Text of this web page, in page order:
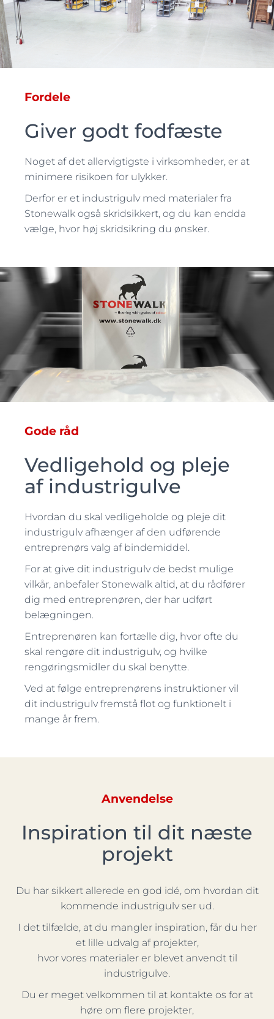
Fordele
Giver godt fodfæste
Noget af det allervigtigste i virksomheder, er at
minimere risikoen for ulykker.
Derfor er et industrigulv med materialer fra
Stonewalk også skridsikkert, og du kan endda
vælge, hvor høj skridsikring du ønsker.
Gode råd
Vedligehold og pleje
af industrigulve
Hvordan du skal vedligeholde og pleje dit
industrigulv afhænger af den udførende
entreprenørs valg af bindemiddel.
For at give dit industrigulv de bedst mulige
vilkår, anbefaler Stonewalk altid, at du rådfører
dig med entreprenøren, der har udført
belægningen.
Entreprenøren kan fortælle dig, hvor ofte du
skal rengøre dit industrigulv, og hvilke
rengøringsmidler du skal benytte.
Ved at følge entreprenørens instruktioner vil
dit industrigulv fremstå flot og funktionelt i
mange år frem.
Anvendelse
Inspiration til dit næste
projekt
Du har sikkert allerede en god idé, om hvordan dit
kommende industrigulv ser ud.
I det tilfælde, at du mangler inspiration, får du her
et lille udvalg af projekter,
hvor vores materialer er blevet anvendt til
industrigulve.
Du er meget velkommen til at kontakte os for at
høre om flere projekter,